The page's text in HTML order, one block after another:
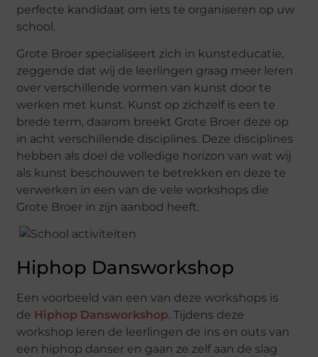
perfecte kandidaat om iets te organiseren op uw
school.
Grote Broer specialiseert zich in kunsteducatie,
zeggende dat wij de leerlingen graag meer leren
over verschillende vormen van kunst door te
werken met kunst. Kunst op zichzelf is een te
brede term, daarom breekt Grote Broer deze op
in acht verschillende disciplines. Deze disciplines
hebben als doel de volledige horizon van wat wij
als kunst beschouwen te betrekken en deze te
verwerken in een van de vele workshops die
Grote Broer in zijn aanbod heeft.
Hiphop Dansworkshop
Een voorbeeld van een van deze workshops is
de Hiphop Dansworkshop. Tijdens deze
workshop leren de leerlingen de ins en outs van
een hiphop danser en gaan ze zelf aan de slag